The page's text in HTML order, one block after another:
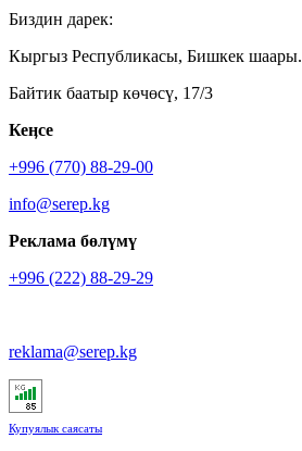
Биздин дарек:
Кыргыз Республикасы, Бишкек шаары.
Байтик баатыр көчөсү, 17/3
Кеӊсе
+996 (770) 88-29-00
info@serep.kg
Реклама бөлүмү
+996 (222) 88-29-29
reklama@serep.kg
Купуялык саясаты